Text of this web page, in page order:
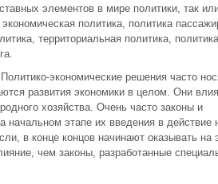
элементов в мире политики, так
политика, политика
территориальная политика, политика
экономические решения часто
развития экономики в целом. Они
хозяйства. Очень часто законы и
начальном этапе их введения в действие
в конце концов начинают оказывать на
чем законы, разработанные